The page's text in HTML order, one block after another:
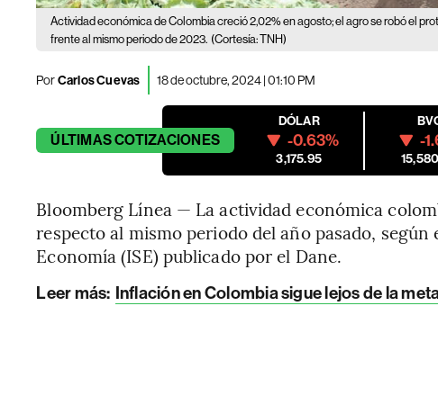
Actividad económica de Colombia creció 2,02% en agosto; el agro se robó el
frente al mismo periodo de 2023. (Cortesía: TNH)
PorCarlos Cuevas 18 de octubre, 2024 | 01:10 PM
ÚLTIMASCOTIZACIONES
DÓLAR
-0.63%
3,175.95
-
Bloomberg Línea — La actividad económica
respecto al mismo periodo del año pasado,
Economía (ISE) publicado por el Dane.
Leer más: Inflación en Colombia sigue lejos de la